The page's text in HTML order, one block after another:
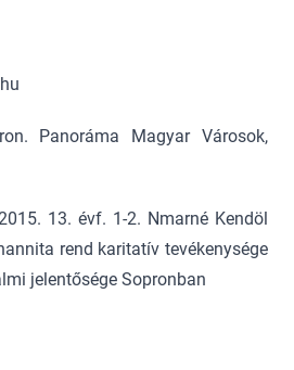
Panoráma Magyar Városok,
13. évf. 1-2. Nmarné Kendöl
rend karitatív tevékenysége
jelentősége Sopronban